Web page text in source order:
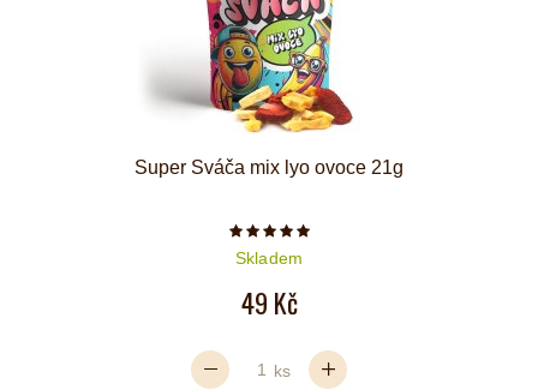
Super Sváča mix lyo ovoce 21g
Počet hvězdiček je 5 z 5
Skladem
49 Kč
ks